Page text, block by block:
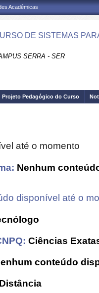
Acadêmicas
DE SISTEMAS
SERRA - SER
Projeto Pedagógico do Curso
até o momento
Nenhum
disponível até o
Ciências
conteúdo